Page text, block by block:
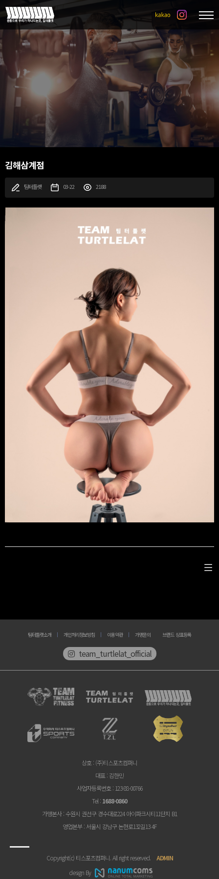
김해삼계점
팀터틀랫 03-22 2188
팀터틀랫소개 개인처리정보방침 이용약관 가맹문의 브랜드 상표등록
team_turtlelat_official
상호 : (주)티스포츠컴퍼니
대표 : 김한민
사업자등록번호 : 123-88-00766
Tel : 1688-0860
가맹본사: 수원시 권선구 경수대로224 아이파크시티11단지 B1
영업본부: 서울시 강남구 논현로132길13 4F
Copyright(c) 티스포츠컴퍼니. All right reserved. ADMIN
design By